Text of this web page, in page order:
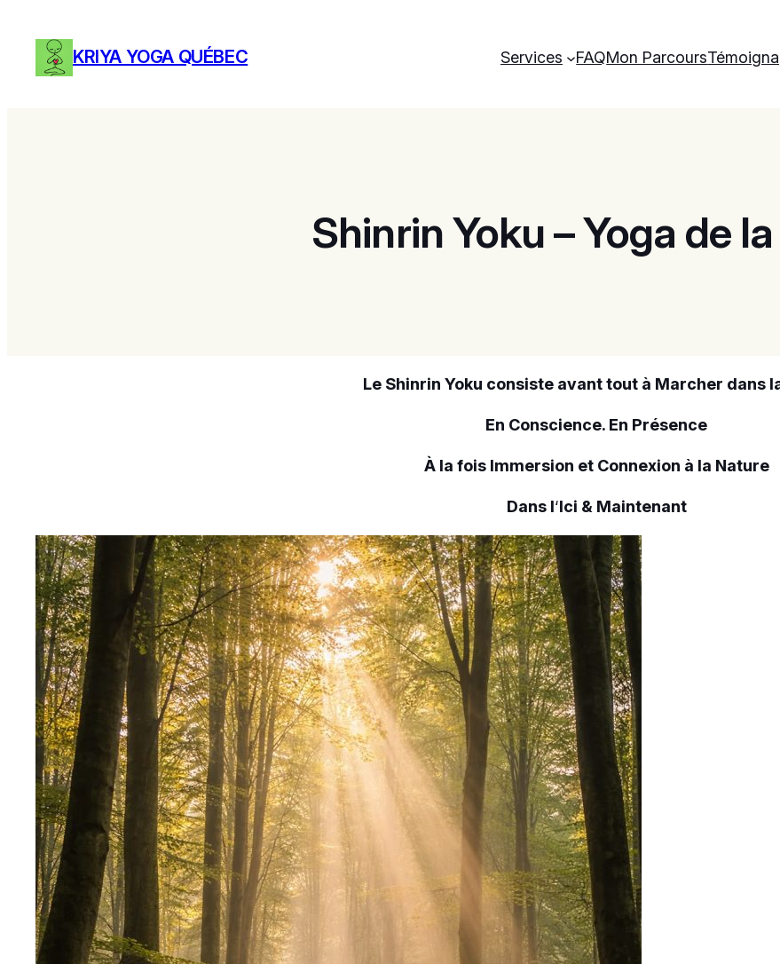
contenu
KRIYA YOGA QUÉBEC Services FAQMon Parcours
Shinrin Yoku – Yoga de
Le Shinrin Yoku consiste avant tout à Marcher dans
En Conscience. En Présence
À la fois Immersion et Connexion à la Nature
Dans l‘Ici & Maintenant